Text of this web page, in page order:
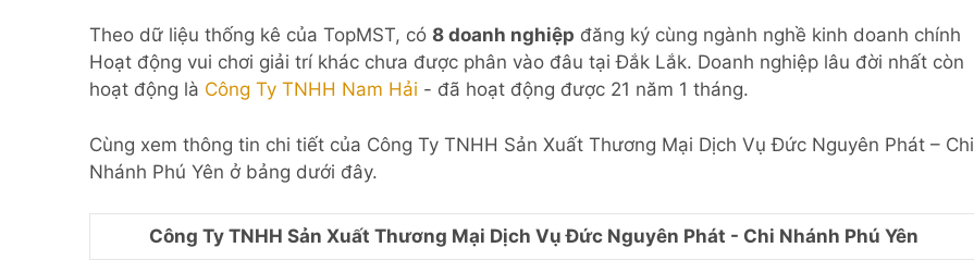
Theo dữ liệu thống kê của TopMST, có 8 doanh nghiệp đăng ký cùng ngành nghề kinh doanh chính
Hoạt động vui chơi giải trí khác chưa được phân vào đâu tại Đắk Lắk. Doanh nghiệp lâu đời nhất còn
hoạt động là Công Ty TNHH Nam Hải - đã hoạt động được 21 năm 1 tháng.
Cùng xem thông tin chi tiết của Công Ty TNHH Sản Xuất Thương Mại Dịch Vụ Đức Nguyên Phát – Chi
Nhánh Phú Yên ở bảng dưới đây.
Công Ty TNHH Sản Xuất Thương Mại Dịch Vụ Đức Nguyên Phát - Chi Nhánh Phú Yên